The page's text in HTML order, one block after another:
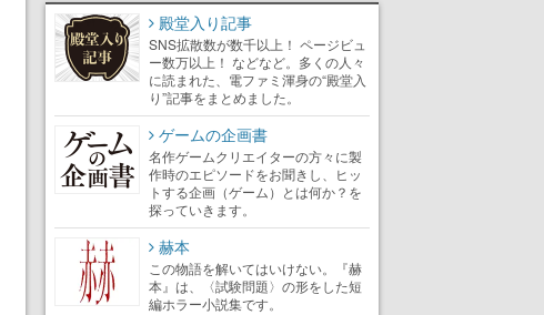
殿堂入り記事
SNS拡散数が数千以上！ ページビュ
ー数万以上！ などなど。多くの人々
に読まれた、電ファミ渾身の“殿堂入
り”記事をまとめました。
ゲームの企画書
名作ゲームクリエイターの方々に製
作時のエピソードをお聞きし、ヒッ
トする企画（ゲーム）とは何か？を
探っていきます。
赫本
この物語を解いてはいけない。『赫
本』は、〈試験問題〉の形をした短
編ホラー小説集です。